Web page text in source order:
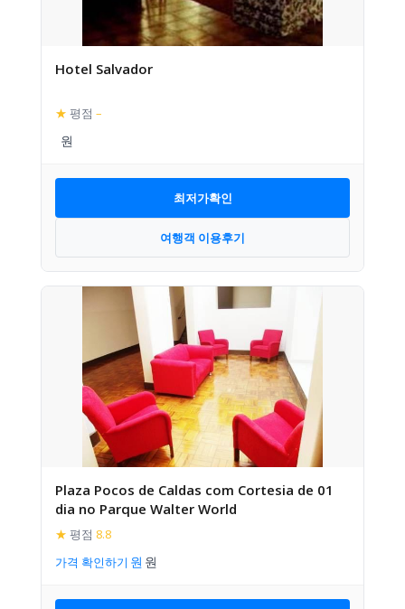
Hotel Salvador
★ 평점 –
최저가확인
여행객 이용후기
Plaza Pocos de Caldas com Cortesia de 01
dia no Parque Walter World
★ 평점 8.8
가격 확인하기